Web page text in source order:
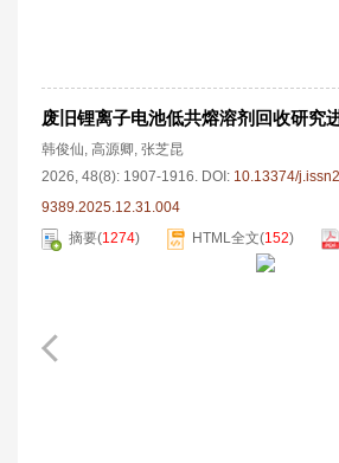
废旧锂离子电池低共熔溶剂回收研究
韩俊仙, 高源卿, 张芝昆
2026, 48(8): 1907-1916. DOI: 10.13374/
9389.2025.12.31.004
摘要(1274) HTML全文(152)